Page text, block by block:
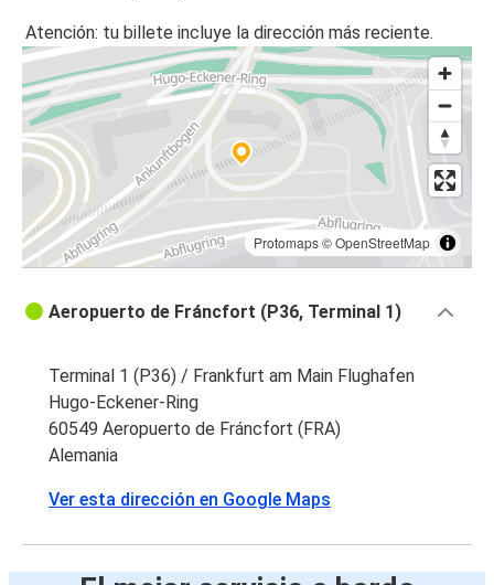
Atención: tu billete incluye la dirección más reciente.
Protomaps©OpenStreetMap
Aeropuerto de Fráncfort (P36, Terminal 1)
Terminal 1 (P36) / Frankfurt am Main Flughafen
Hugo-Eckener-Ring
60549 Aeropuerto de Fráncfort (FRA)
Alemania
Ver esta dirección en Google Maps